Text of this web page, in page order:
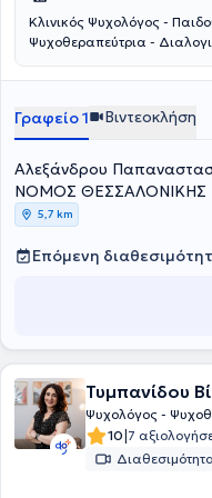
Κλινικός Ψυχολόγος -
Γραφείο 1 Βιντεοκλήση
Αλεξάνδρου
ΝΟΜΟΣ ΘΕΣΣΑΛΟΝΙΚΗΣ
5,7 km
Επόμενη
Τυμπανίδου
Ψυχολόγος -
10|7